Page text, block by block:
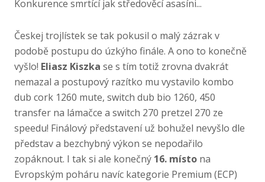
Konkurence smrtící jak středověcí asasíni...
Českej trojlístek se tak pokusil o malý zázrak v
podobě postupu do úzkýho finále. A ono to konečně
vyšlo! Eliasz Kiszka se s tím totiž zrovna dvakrát
nemazal a postupový razítko mu vystavilo kombo
dub cork 1260 mute, switch dub bio 1260, 450
transfer na lámačce a switch 270 pretzel 270 ze
speedu! Finálový představení už bohužel nevyšlo dle
představ a bezchybný výkon se nepodařilo
zopáknout. I tak si ale konečný 16. místo na
Evropským poháru navíc kategorie Premium (ECP)